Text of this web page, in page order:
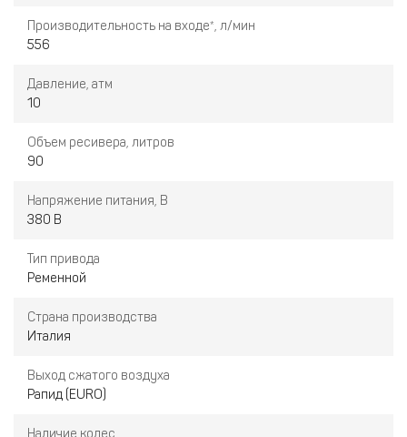
Производительность на входе*, л/мин
556
Давление, атм
10
Объем ресивера, литров
90
Напряжение питания, В
380 В
Тип привода
Ременной
Страна производства
Италия
Выход сжатого воздуха
Рапид (EURO)
Наличие колес